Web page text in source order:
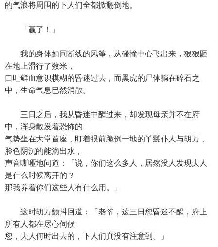
的气浪将周围的下人们全都掀翻倒地。
「赢了！」
我的身体如同断线的风筝，从碰撞中心飞出来，狠狠砸
在地上滑行了数米，
口吐鲜血意识模糊的昏迷过去，而黑虎的尸体躺在碎石之
中，生命气息已然消散。
三日之后，我从昏迷中醒过来，却发现母亲并不在府
中，浑身散发着恐怖的
气势坐在大堂首座，盯着眼前跪倒一地的丫鬟仆人与胡万，
脸色阴沉的能滴出水，
声音嘶哑地问道：「说，你们这么多人，居然没人发现夫人
是什么时候离开的？
那我养着你们这些人有什么用。」
这时胡万颤抖回道：「老爷，这三日您昏迷不醒，府上
所有人都在尽心伺候
您，夫人何时出去的，下人们真没有注意到。」